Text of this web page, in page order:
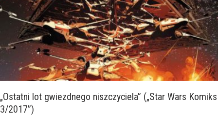
„Ostatni lot gwiezdnego niszczyciela” („Star Wars Komiks
3/2017”)